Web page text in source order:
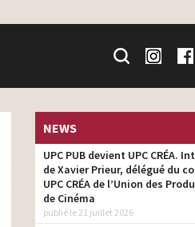
NEWS
UPC PUB devient UPC CRÉA.
de Xavier Prieur, délégué du
UPC CRÉA de l’Union des
de Cinéma
publié le 21 juillet 2026